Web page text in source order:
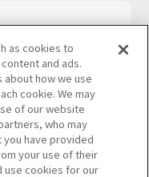
シー
as cookies to
and ads.
how we use
cookie. We may
of our website
who may
have provided
your use of their
use cookies for our